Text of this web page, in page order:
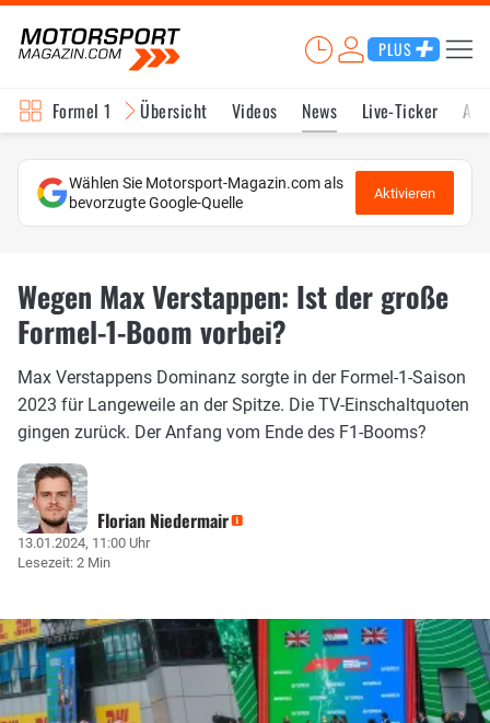
PLUS
Formel 1 Übersicht Videos News Live-Ticker
Wählen Sie Motorsport-Magazin.com als
bevorzugte Google-Quelle
Aktivieren
Wegen Max Verstappen: Ist der große
Formel-1-Boom vorbei?
Max Verstappens Dominanz sorgte in der Formel-1-Saison
2023 für Langeweile an der Spitze. Die TV-Einschaltquoten
gingen zurück. Der Anfang vom Ende des F1-Booms?
Florian Niedermair
13.01.2024, 11:00 Uhr
Lesezeit: 2 Min